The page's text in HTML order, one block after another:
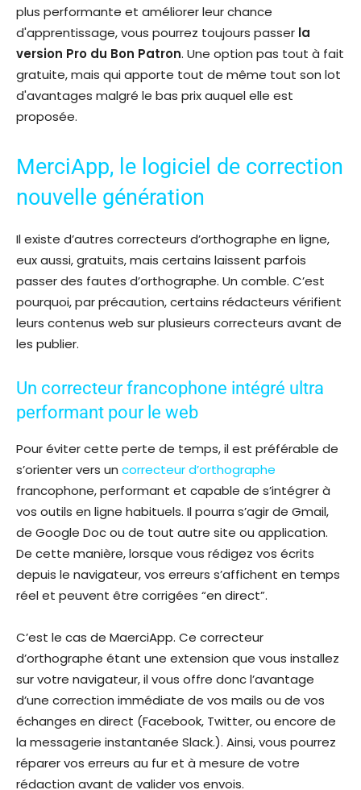
plus performante et améliorer leur chance
d'apprentissage, vous pourrez toujours passer la
version Pro du Bon Patron. Une option pas tout à fait
gratuite, mais qui apporte tout de même tout son lot
d'avantages malgré le bas prix auquel elle est
proposée.
MerciApp, le logiciel de correction
nouvelle génération
Il existe d’autres correcteurs d’orthographe en ligne,
eux aussi, gratuits, mais certains laissent parfois
passer des fautes d’orthographe. Un comble. C’est
pourquoi, par précaution, certains rédacteurs vérifient
leurs contenus web sur plusieurs correcteurs avant de
les publier.
Un correcteur francophone intégré ultra
performant pour le web
Pour éviter cette perte de temps, il est préférable de
s’orienter vers un correcteur d’orthographe
francophone, performant et capable de s’intégrer à
vos outils en ligne habituels. Il pourra s’agir de Gmail,
de Google Doc ou de tout autre site ou application.
De cette manière, lorsque vous rédigez vos écrits
depuis le navigateur, vos erreurs s’affichent en temps
réel et peuvent être corrigées “en direct”.
C’est le cas de MaerciApp. Ce correcteur
d’orthographe étant une extension que vous installez
sur votre navigateur, il vous offre donc l’avantage
d’une correction immédiate de vos mails ou de vos
échanges en direct (Facebook, Twitter, ou encore de
la messagerie instantanée Slack.). Ainsi, vous pourrez
réparer vos erreurs au fur et à mesure de votre
rédaction avant de valider vos envois.